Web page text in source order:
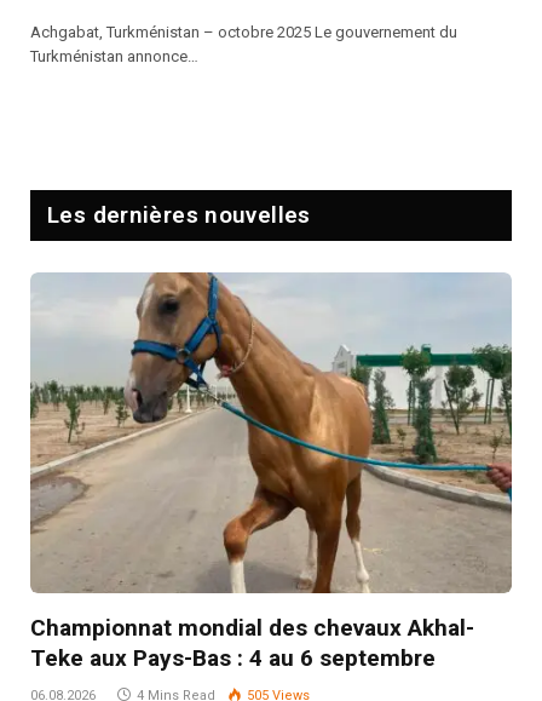
Achgabat, Turkménistan – octobre 2025 Le gouvernement du
Turkménistan annonce…
Les dernières nouvelles
Championnat mondial des chevaux Akhal-
Teke aux Pays-Bas : 4 au 6 septembre
06.08.2026 4 Mins Read 505 Views